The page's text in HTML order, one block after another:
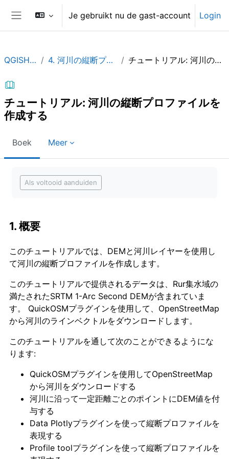
Ga naar hoofdinhoud
Je gebruikt nu de gast-account Login
QGISHydAdv_JP 4. 河川の縦断プロファイルを作成する チュートリアル: 河川の縦断プロファイルを作成する
チュートリアル: 河川の縦断プロファイルを
作成する
Boek Meer
Als voltooid aanduiden
1. 概要
このチュートリアルでは、DEMと河川レイヤーを使用し
て河川の縦断プロファイルを作成します。
このチュートリアルで提供されるデータは、Rur集水域の
満たされたSRTM 1-Arc Second DEMが含まれていま
す。 QuickOSMプラグインを使用して、OpenStreetMap
から河川のラインベクトルをダウンロードします。
このチュートリアルを通して次のことができるようにな
ります:
QuickOSMプラグインを使用してOpenStreetMap
から河川をダウンロードする
河川に沿って一定距離ごとのポイントにDEM値を付
与する
Data Plotlyプラグインを使って縦断プロファイルを
表現する
Profile toolプラグインを使って縦断プロファイルを